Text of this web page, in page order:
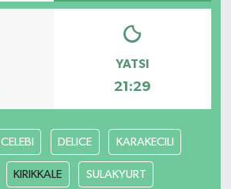
YATSI
21:29
CELEBI DELICE KARAKECILI
KIRIKKALE SULAKYURT